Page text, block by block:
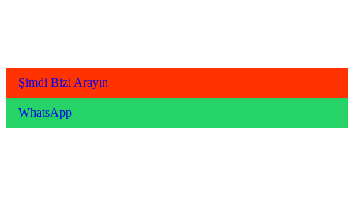
Şimdi Bizi Arayın
WhatsApp